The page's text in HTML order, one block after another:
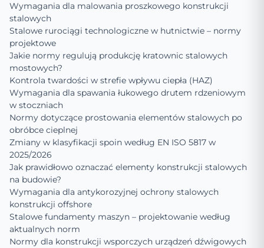
Wymagania dla malowania proszkowego konstrukcji
stalowych
Stalowe rurociągi technologiczne w hutnictwie – normy
projektowe
Jakie normy regulują produkcję kratownic stalowych
mostowych?
Kontrola twardości w strefie wpływu ciepła (HAZ)
Wymagania dla spawania łukowego drutem rdzeniowym
w stoczniach
Normy dotyczące prostowania elementów stalowych po
obróbce cieplnej
Zmiany w klasyfikacji spoin według EN ISO 5817 w
2025/2026
Jak prawidłowo oznaczać elementy konstrukcji stalowych
na budowie?
Wymagania dla antykorozyjnej ochrony stalowych
konstrukcji offshore
Stalowe fundamenty maszyn – projektowanie według
aktualnych norm
Normy dla konstrukcji wsporczych urządzeń dźwigowych